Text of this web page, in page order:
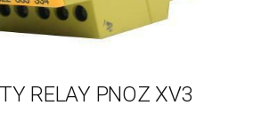
RELAY PNOZ XV3